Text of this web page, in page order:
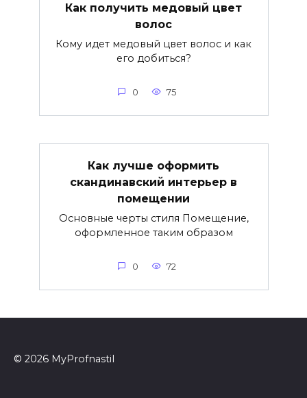
Как получить медовый цвет
волос
Кому идет медовый цвет волос и как
его добиться?
0 75
Как лучше оформить
скандинавский интерьер в
помещении
Основные черты стиля Помещение,
оформленное таким образом
0 72
© 2026 MyProfnastil